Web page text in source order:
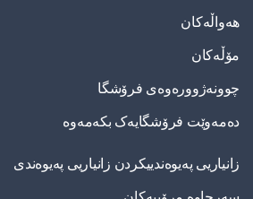
هەواڵەکان
مۆڵەکان
چوونەژوورەوەی فرۆشگا
دەمەوێت فرۆشگایەک بکەمەوە
زانیاریی په‌یوه‌ندییكردن زانیاریی په‌یوه‌ندی